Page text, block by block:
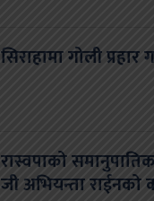
सिराहामा गोली प्रहार
रास्वपाको
जी अभियन्ता राईनको